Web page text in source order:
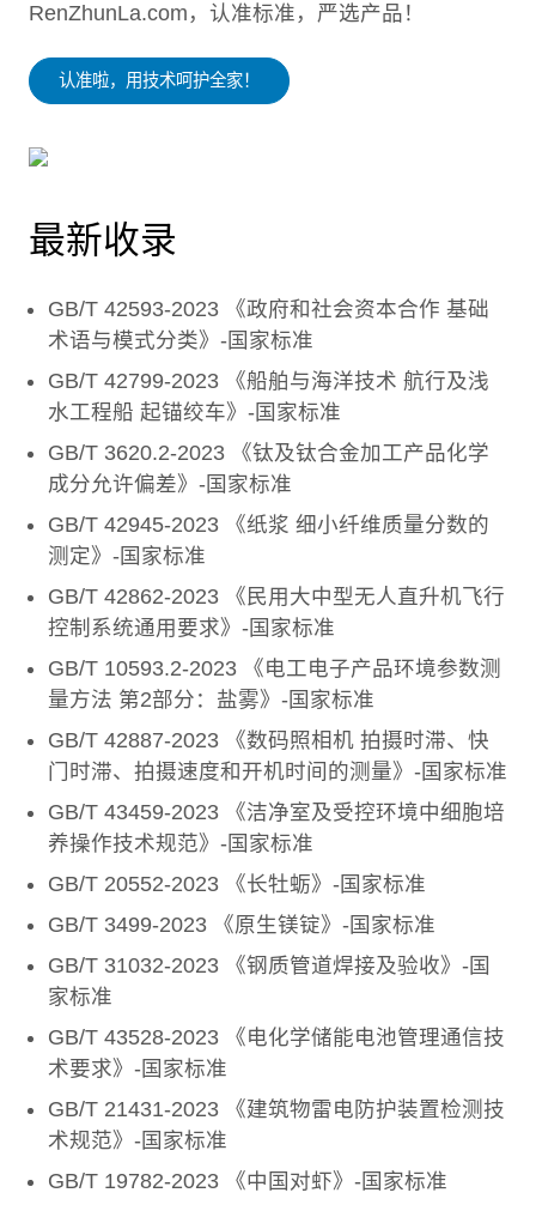
RenZhunLa.com，认准标准，严选产品！
认准啦，用技术呵护全家！
最新收录
GB/T 42593-2023 《政府和社会资本合作 基础
术语与模式分类》-国家标准
GB/T 42799-2023 《船舶与海洋技术 航行及浅
水工程船 起锚绞车》-国家标准
GB/T 3620.2-2023 《钛及钛合金加工产品化学
成分允许偏差》-国家标准
GB/T 42945-2023 《纸浆 细小纤维质量分数的
测定》-国家标准
GB/T 42862-2023 《民用大中型无人直升机飞行
控制系统通用要求》-国家标准
GB/T 10593.2-2023 《电工电子产品环境参数测
量方法 第2部分：盐雾》-国家标准
GB/T 42887-2023 《数码照相机 拍摄时滞、快
门时滞、拍摄速度和开机时间的测量》-国家标准
GB/T 43459-2023 《洁净室及受控环境中细胞培
养操作技术规范》-国家标准
GB/T 20552-2023 《长牡蛎》-国家标准
GB/T 3499-2023 《原生镁锭》-国家标准
GB/T 31032-2023 《钢质管道焊接及验收》-国
家标准
GB/T 43528-2023 《电化学储能电池管理通信技
术要求》-国家标准
GB/T 21431-2023 《建筑物雷电防护装置检测技
术规范》-国家标准
GB/T 19782-2023 《中国对虾》-国家标准